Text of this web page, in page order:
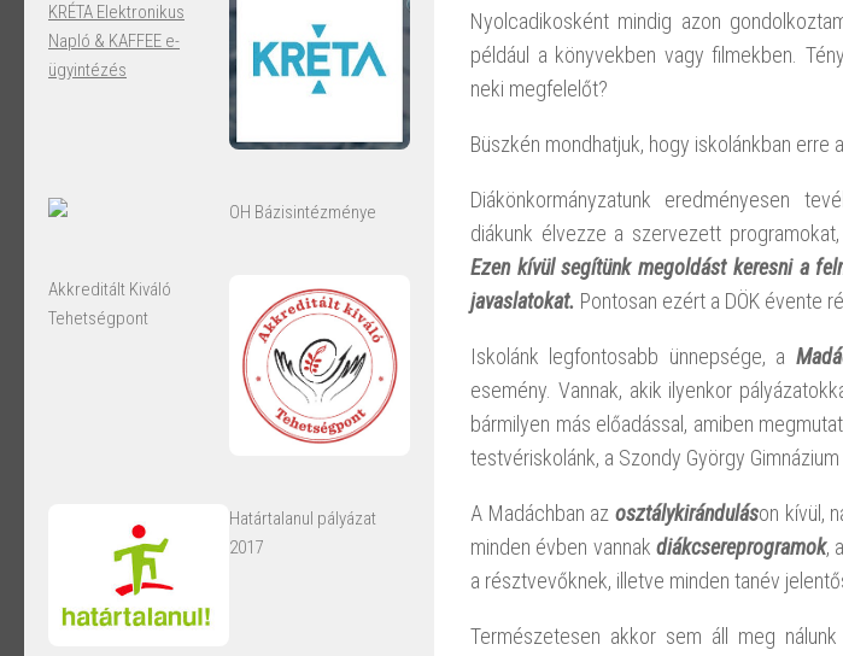
Nyolcadikosként mindig azon
például a könyvekben vagy filmekben.
neki megfelelőt?
Büszkén mondhatjuk, hogy iskolánkban erre
Diákönkormányzatunk eredményesen
diákunk élvezze a szervezett
Ezen kívül segítünk megoldást keresni a
javaslatokat. Pontosan ezért a DÖK évente
Iskolánk legfontosabb ünnepsége, a
esemény. Vannak, akik ilyenkor
bármilyen más előadással, amiben
testvériskolánk, a Szondy György
A Madáchban az osztálykiránduláson kívül,
minden évben vannak diákcsereprogramok,
a résztvevőknek, illetve minden tanév
Természetesen akkor sem áll meg
KRÉTA Elektronikus
Napló & KAFFEE e-
ügyintézés
OH Bázisintézménye
Akkreditált Kiváló
Tehetségpont
Határtalanul pályázat
2017